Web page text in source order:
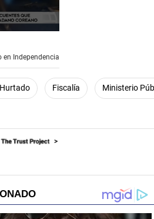
en Independencia
Fiscalía Ministerio